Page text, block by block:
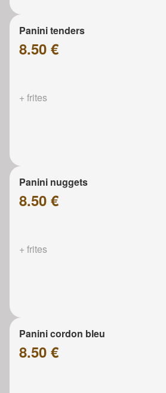
Panini tenders
8.50 €
+ frites
Panini nuggets
8.50 €
+ frites
Panini cordon bleu
8.50 €